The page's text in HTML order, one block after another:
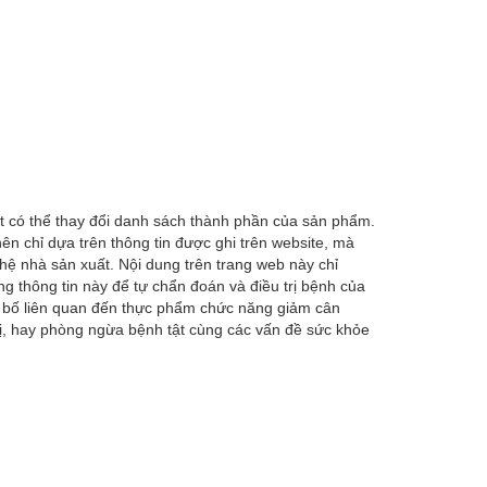
thể thay đổi danh sách thành phần của sản phẩm.
chỉ dựa trên thông tin được ghi trên website, mà
nhà sản xuất. Nội dung trên trang web này chỉ
thông tin này để tự chẩn đoán và điều trị bệnh của
liên quan đến thực phẩm chức năng giảm cân
phòng ngừa bệnh tật cùng các vấn đề sức khỏe